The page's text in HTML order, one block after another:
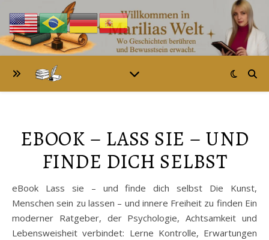
EBOOK – LASS SIE – UND
FINDE DICH SELBST
eBook Lass sie – und finde dich selbst Die Kunst,
Menschen sein zu lassen – und innere Freiheit zu finden Ein
moderner Ratgeber, der Psychologie, Achtsamkeit und
Lebensweisheit verbindet: Lerne Kontrolle, Erwartungen